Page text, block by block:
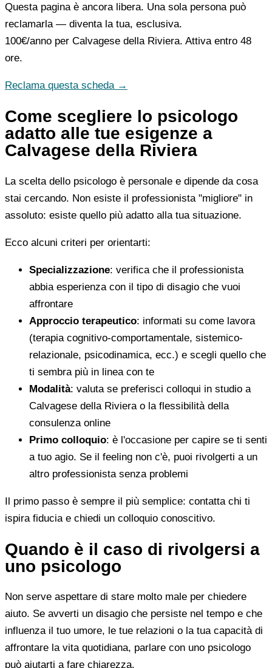
Questa pagina è ancora libera. Una sola persona può
reclamarla — diventa la tua, esclusiva.
100€/anno per Calvagese della Riviera. Attiva entro 48
ore.
Reclama questa scheda →
Come scegliere lo psicologo
adatto alle tue esigenze a
Calvagese della Riviera
La scelta dello psicologo è personale e dipende da cosa
stai cercando. Non esiste il professionista "migliore" in
assoluto: esiste quello più adatto alla tua situazione.
Ecco alcuni criteri per orientarti:
Specializzazione: verifica che il professionista
abbia esperienza con il tipo di disagio che vuoi
affrontare
Approccio terapeutico: informati su come lavora
(terapia cognitivo-comportamentale, sistemico-
relazionale, psicodinamica, ecc.) e scegli quello che
ti sembra più in linea con te
Modalità: valuta se preferisci colloqui in studio a
Calvagese della Riviera o la flessibilità della
consulenza online
Primo colloquio: è l'occasione per capire se ti senti
a tuo agio. Se il feeling non c'è, puoi rivolgerti a un
altro professionista senza problemi
Il primo passo è sempre il più semplice: contatta chi ti
ispira fiducia e chiedi un colloquio conoscitivo.
Quando è il caso di rivolgersi a
uno psicologo
Non serve aspettare di stare molto male per chiedere
aiuto. Se avverti un disagio che persiste nel tempo e che
influenza il tuo umore, le tue relazioni o la tua capacità di
affrontare la vita quotidiana, parlare con uno psicologo
può aiutarti a fare chiarezza.